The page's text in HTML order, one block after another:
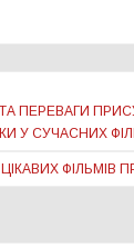
ПЕРЕВАГИ
У СУЧАСНИХ
ФІЛЬМІВ